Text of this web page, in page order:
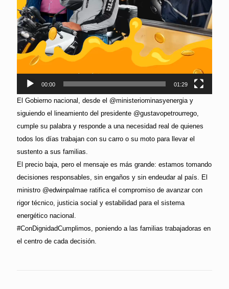
00:00 01:29
El Gobierno nacional, desde el @ministeriominasyenergia y
siguiendo el lineamiento del presidente @gustavopetrourrego,
cumple su palabra y responde a una necesidad real de quienes
todos los días trabajan con su carro o su moto para llevar el
sustento a sus familias.
El precio baja, pero el mensaje es más grande: estamos tomando
decisiones responsables, sin engaños y sin endeudar al país. El
ministro @edwinpalmae ratifica el compromiso de avanzar con
rigor técnico, justicia social y estabilidad para el sistema
energético nacional.
#ConDignidadCumplimos, poniendo a las familias trabajadoras en
el centro de cada decisión.